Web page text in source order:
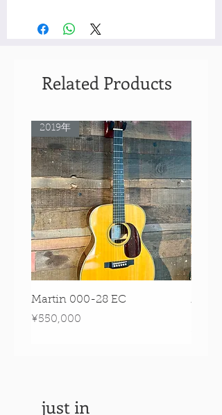
Related Products
2019年
Martin 000-28 EC
Price
¥550,000
just in